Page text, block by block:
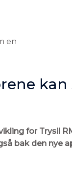
for Trysil
bak den nye